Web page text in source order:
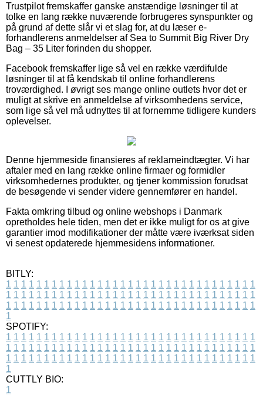
Trustpilot fremskaffer ganske anstændige løsninger til at
tolke en lang række nuværende forbrugeres synspunkter og
på grund af dette slår vi et slag for, at du læser e-
forhandlerens anmeldelser af Sea to Summit Big River Dry
Bag – 35 Liter forinden du shopper.
Facebook fremskaffer lige så vel en række værdifulde
løsninger til at få kendskab til online forhandlerens
troværdighed. I øvrigt ses mange online outlets hvor det er
muligt at skrive en anmeldelse af virksomhedens service,
som lige så vel må udnyttes til at fornemme tidligere kunders
oplevelser.
Denne hjemmeside finansieres af reklameindtægter. Vi har
aftaler med en lang række online firmaer og formidler
virksomhedernes produkter, og tjener kommission forudsat
de besøgende vi sender videre gennemfører en handel.
Fakta omkring tilbud og online webshops i Danmark
opretholdes hele tiden, men det er ikke muligt for os at give
garantier imod modifikationer der måtte være iværksat siden
vi senest opdaterede hjemmesidens informationer.
BITLY:
1 1 1 1 1 1 1 1 1 1 1 1 1 1 1 1 1 1 1 1 1 1 1 1 1 1 1 1 1 1 1 1 1
1 1 1 1 1 1 1 1 1 1 1 1 1 1 1 1 1 1 1 1 1 1 1 1 1 1 1 1 1 1 1 1 1
1 1 1 1 1 1 1 1 1 1 1 1 1 1 1 1 1 1 1 1 1 1 1 1 1 1 1 1 1 1 1 1 1
1
SPOTIFY:
1 1 1 1 1 1 1 1 1 1 1 1 1 1 1 1 1 1 1 1 1 1 1 1 1 1 1 1 1 1 1 1 1
1 1 1 1 1 1 1 1 1 1 1 1 1 1 1 1 1 1 1 1 1 1 1 1 1 1 1 1 1 1 1 1 1
1 1 1 1 1 1 1 1 1 1 1 1 1 1 1 1 1 1 1 1 1 1 1 1 1 1 1 1 1 1 1 1 1
1
CUTTLY BIO:
1